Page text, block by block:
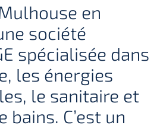
en
société
spécialisée dans
les énergies
le sanitaire et
bains. C’est un